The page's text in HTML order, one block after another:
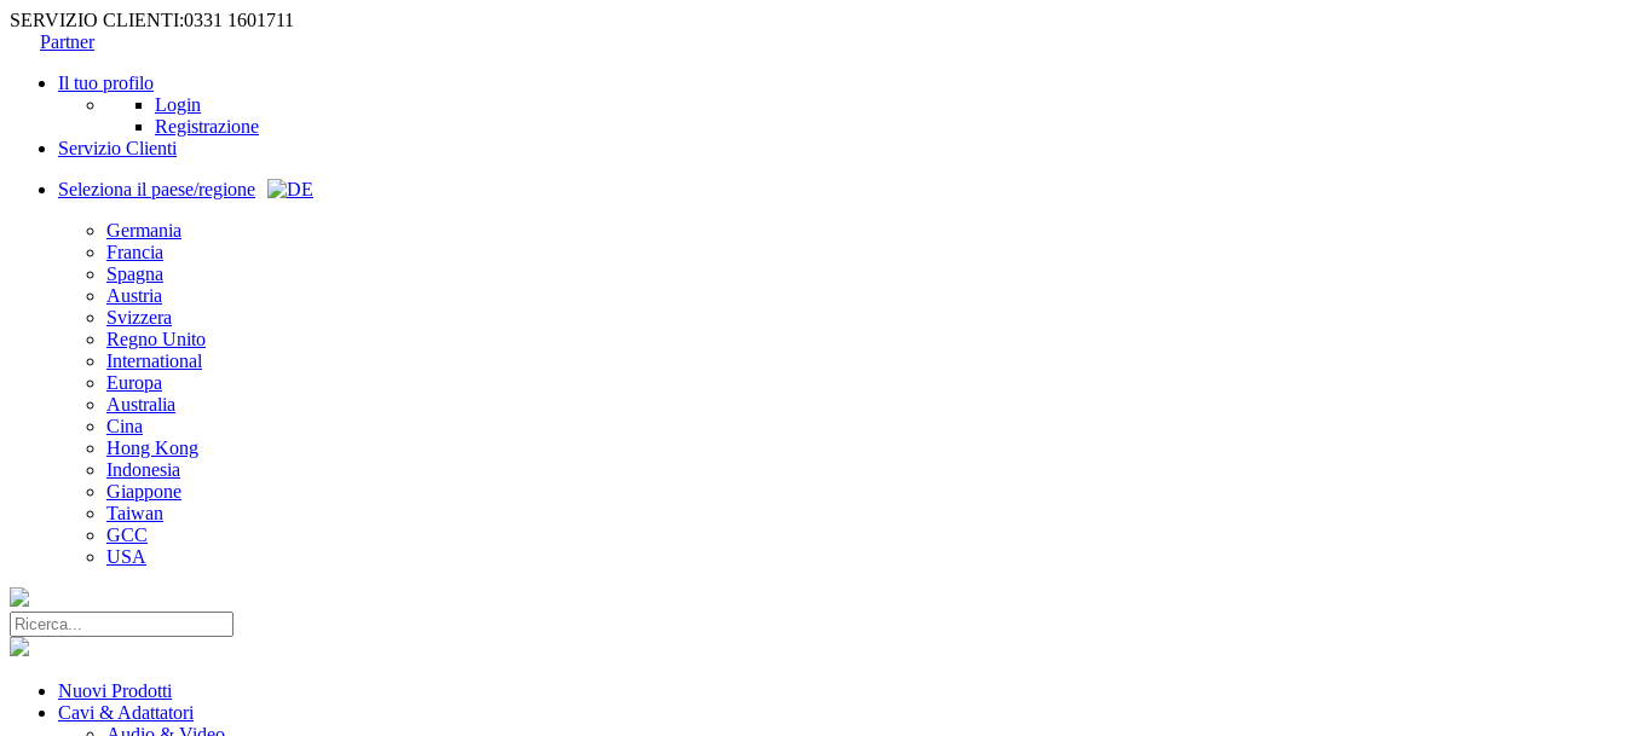
SERVIZIO CLIENTI:0331 1601711
Partner
Il tuo profilo
Login
Registrazione
Servizio Clienti
Seleziona il paese/regione
Germania
Francia
Spagna
Austria
Svizzera
Regno Unito
International
Europa
Australia
Cina
Hong Kong
Indonesia
Giappone
Taiwan
GCC
USA
Nuovi Prodotti
Cavi & Adattatori